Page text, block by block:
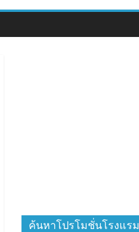
ค้นหาโปรโมชั่นโรงแรม